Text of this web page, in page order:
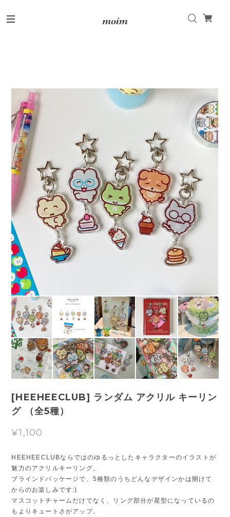
[HEEHEECLUB] ランダム アクリル キーリン
グ （全5種）
¥1,100
HEEHEECLUBならではのゆるっとしたキャラクターのイラストが
魅力のアクリルキーリング。
ブラインドパッケージで、5種類のうちどんなデザインかは開けて
からのお楽しみです:)
マスコットチャームだけでなく、リング部分が星型になっているの
もよりキュートさがアップ。